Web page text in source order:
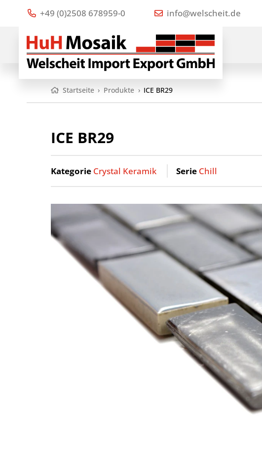
+49 (0)2508 678959-0 info@welscheit.de
Startseite › Produkte › ICE BR29
ICE BR29
Kategorie Crystal Keramik Serie Chill